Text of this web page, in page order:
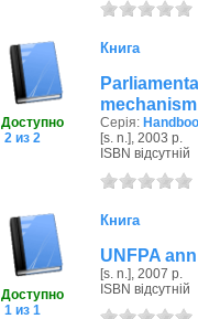
Доступно
2 из 2
Книга
Серія:
[s. n.], 2003 р.
ISBN відсутній
Доступно
1 из 1
Книга
UNFPA
[s. n.], 2007 р.
ISBN відсутній